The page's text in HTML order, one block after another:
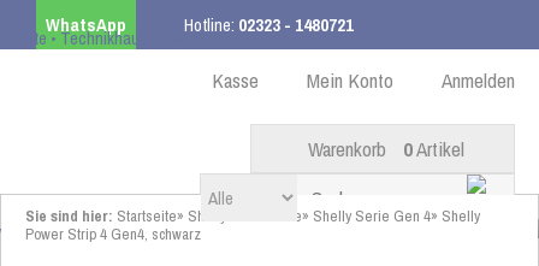
WhatsApp Hotline: 02323 - 1480721
ab 99,00 € innerhalb DE Anmelden
Mein Konto
Kasse
Warenkorb 0Artikel
Sie sind hier: Startseite» Shelly SmartHome» Shelly Serie Gen 4» Shelly
Power Strip 4 Gen4, schwarz